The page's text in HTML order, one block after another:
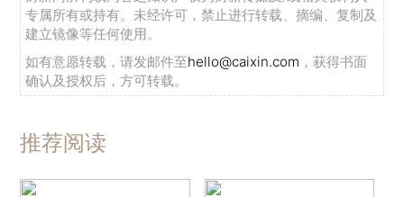
专属所有或持有。未经许可，禁止进行转载、摘编、复制及
建立镜像等任何使用。
如有意愿转载，请发邮件至hello@caixin.com ，获得书面
确认及授权后，方可转载。
推荐阅读